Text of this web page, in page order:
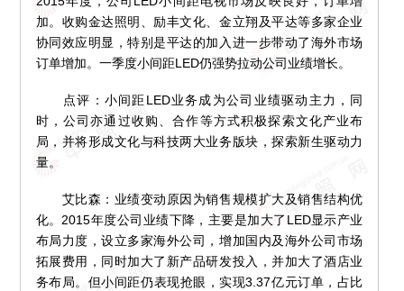
加。收购金达照明、励丰文化、金立翔及平达等多家企业
协同效应明显，特别是平达的加入进一步带动了海外市场
订单增加。一季度小间距LED仍强势拉动公司业绩增长。
点评：小间距LED业务成为公司业绩驱动主力，同
时，公司亦通过收购、合作等方式积极探索文化产业布
局，并将形成文化与科技两大业务版块，探索新生驱动力
量。
艾比森：业绩变动原因为销售规模扩大及销售结构优
化。2015年度公司业绩下降，主要是加大了LED显示产业
布局力度，设立多家海外公司，增加国内及海外公司市场
拓展费用，同时加大了新产品研发投入，并加大了酒店业
务布局。但小间距仍表现抢眼，实现3.37亿元订单，占比